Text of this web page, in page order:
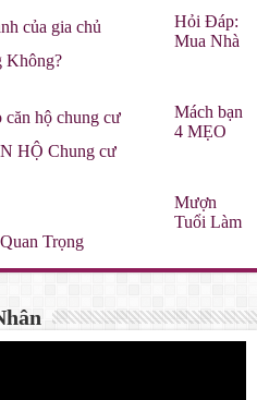
Hỏi Đáp:
Mua Nhà
Không?
Mách bạn
4 MẸO
HỘ Chung cư
Mượn
Tuổi Làm
Trọng